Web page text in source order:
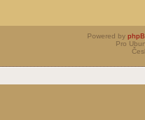
Powered by
Pro